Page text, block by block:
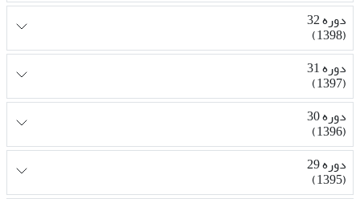
دوره 32
(1398)
دوره 31
(1397)
دوره 30
(1396)
دوره 29
(1395)